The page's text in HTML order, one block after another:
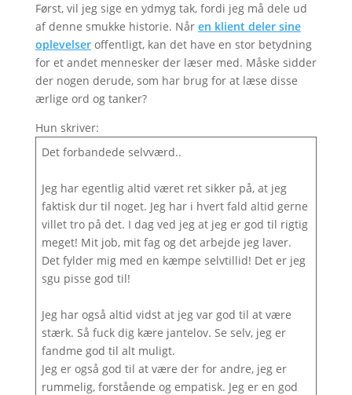
Først, vil jeg sige en ydmyg tak, fordi jeg må dele ud
af denne smukke historie. Når en klient deler sine
oplevelseroffentligt, kan det have en stor betydning
for et andet mennesker der læser med. Måske sidder
der nogen derude, som har brug for at læse disse
ærlige ord og tanker?
Hun skriver:
Det forbandede selvværd..
Jeg har egentlig altid været ret sikker på, at jeg
faktisk dur til noget. Jeg har i hvert fald altid gerne
villet tro på det. I dag ved jeg at jeg er god til rigtig
meget! Mit job, mit fag og det arbejde jeg laver.
Det fylder mig med en kæmpe selvtillid! Det er jeg
sgu pisse god til!
Jeg har også altid vidst at jeg var god til at være
stærk. Så fuck dig kære jantelov. Se selv, jeg er
fandme god til alt muligt.
Jeg er også god til at være der for andre, jeg er
rummelig, forstående og empatisk. Jeg er en god